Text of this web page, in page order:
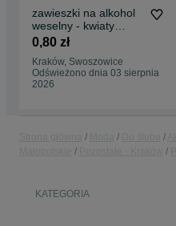
zawieszki na alkohol
weselny - kwiaty
bordo i biel
0,80 zł
Kraków, Swoszowice
Odświeżono dnia 03 sierpnia
2026
KATEGORIA